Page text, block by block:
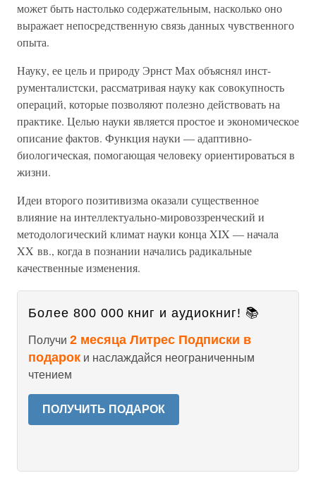
может быть настолько содержательным, насколько оно
выражает непосредственную связь данных чувственного
опыта.
Науку, ее цель и природу Эрнст Мах объяснял инст-
рументалистски, рассматривая науку как совокупность
операций, которые позволяют полезно действовать на
практике. Целью науки является простое и экономическое
описание фактов. Функция науки — адаптивно-
биологическая, помогающая человеку ориентироваться в
жизни.
Идеи второго позитивизма оказали существенное
влияние на интеллектуально-мировоззренческий и
методологический климат науки конца XIX — начала
XX вв., когда в познании начались радикальные
качественные изменения.
Более 800 000 книг и аудиокниг! 📚
Получи 2 месяца Литрес Подписки в
подарок и наслаждайся неограниченным
чтением
ПОЛУЧИТЬ ПОДАРОК